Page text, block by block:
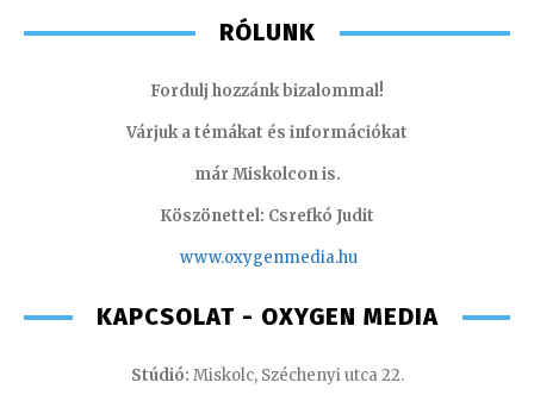
RÓLUNK
Fordulj hozzánk bizalommal!
Várjuk a témákat és információkat
már Miskolcon is.
Köszönettel: Csrefkó Judit
www.oxygenmedia.hu
KAPCSOLAT - OXYGEN MEDIA
Stúdió: Miskolc, Széchenyi utca 22.